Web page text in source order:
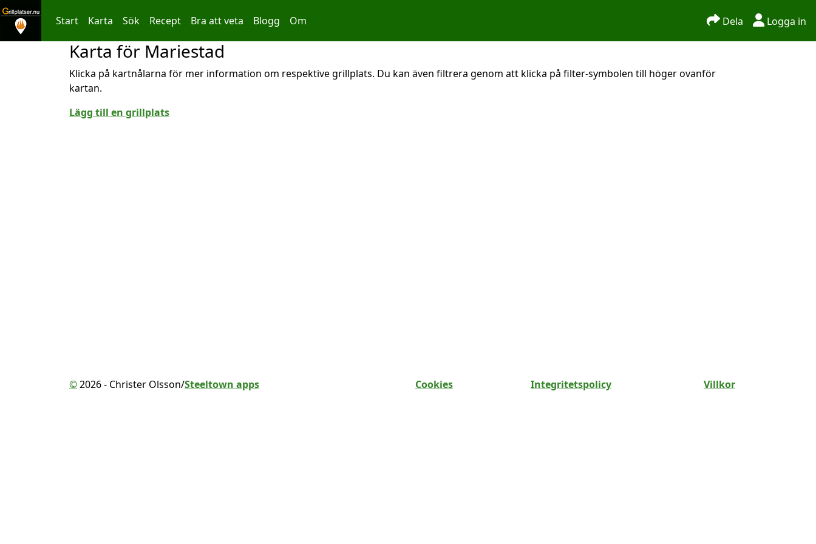
Hoppa till innehållet
Start Karta Sök Recept Bra att veta Blogg Om Dela Logga in
Karta för Mariestad
Klicka på kartnålarna för mer information om respektive grillplats. Du kan även filtrera genom att klicka på filter-symbolen till höger ovanför
kartan.
Lägg till en grillplats
©2026 - Christer Olsson/Steeltown apps Cookies Integritetspolicy Villkor